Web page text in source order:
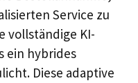
Service zu
vollständige KI-
ein hybrides
Diese adaptive